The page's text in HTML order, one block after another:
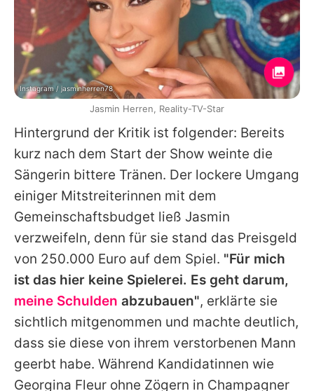
Hintergrund der Kritik ist folgender: Bereits
kurz nach dem Start der Show weinte die
Sängerin bittere Tränen. Der lockere Umgang
einiger Mitstreiterinnen mit dem
Gemeinschaftsbudget ließ Jasmin
verzweifeln, denn für sie stand das Preisgeld
von 250.000 Euro auf dem Spiel. "Für mich
ist das hier keine Spielerei. Es geht darum,
meine Schulden abzubauen", erklärte sie
sichtlich mitgenommen und machte deutlich,
dass sie diese von ihrem verstorbenen Mann
geerbt habe. Während Kandidatinnen wie
Georgina Fleur ohne Zögern in Champagner
Instagram / jasminherren78
Jasmin Herren, Reality-TV-Star